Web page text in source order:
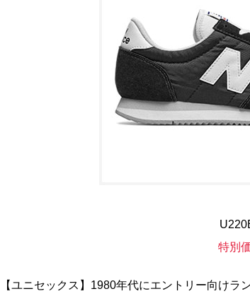
特別
【ユニセックス】1980年代にエントリー向けラ